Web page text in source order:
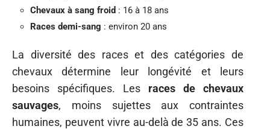
Chevaux à sang froid : 16 à 18 ans
Races demi-sang : environ 20 ans
La diversité des races et des catégories de
chevaux détermine leur longévité et leurs
besoins spécifiques. Les races de chevaux
sauvages, moins sujettes aux contraintes
humaines, peuvent vivre au-delà de 35 ans. Ces